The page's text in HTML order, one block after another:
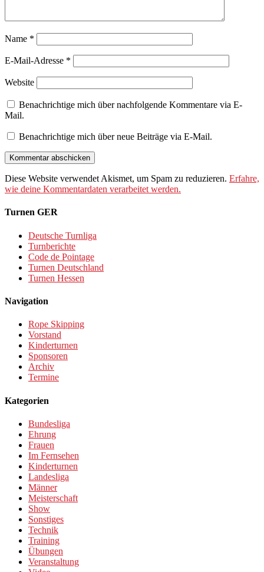
Name *
E-Mail-Adresse *
Website
Benachrichtige mich über nachfolgende Kommentare via E-
Mail.
Benachrichtige mich über neue Beiträge via E-Mail.
Diese Website verwendet Akismet, um Spam zu reduzieren. Erfahre,
wie deine Kommentardaten verarbeitet werden.
Turnen GER
Deutsche Turnliga
Turnberichte
Code de Pointage
Turnen Deutschland
Turnen Hessen
Navigation
Rope Skipping
Vorstand
Kinderturnen
Sponsoren
Archiv
Termine
Kategorien
Bundesliga
Ehrung
Frauen
Im Fernsehen
Kinderturnen
Landesliga
Männer
Meisterschaft
Show
Sonstiges
Technik
Training
Übungen
Veranstaltung